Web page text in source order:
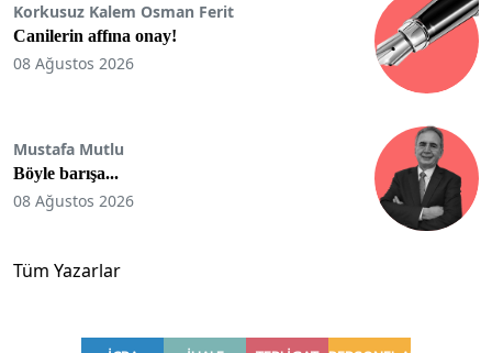
Korkusuz Kalem Osman Ferit
Canilerin affına onay!
08 Ağustos 2026
Mustafa Mutlu
Böyle barışa...
08 Ağustos 2026
Tüm Yazarlar